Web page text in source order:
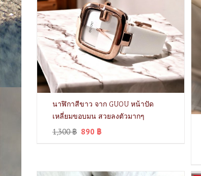
นาฬิกาสีขาว จาก GUOU หน้าปัด
เหลี่ยมขอบมน สวยลงตัวมากๆ
1,300฿ 890 ฿